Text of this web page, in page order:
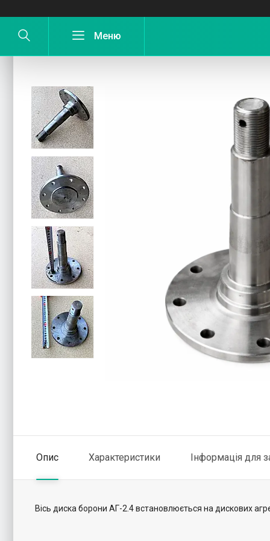
Вісь диска борони АГ-2.4 (8 отворів
Опис Характеристики Інформація для
Вісь диска борони АГ-2.4 встановлюється на дискових